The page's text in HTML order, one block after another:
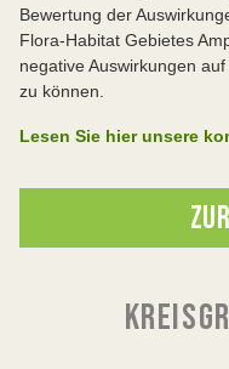
Bewertung der
Flora-Habitat Gebietes
negative Auswirkungen
zu können.
Lesen Sie hier unsere